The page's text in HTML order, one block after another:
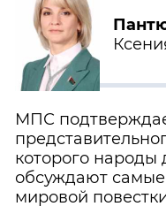
МПС
которого народы
обсуждают
мировой